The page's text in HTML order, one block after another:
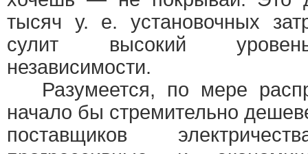
тысяч у. е. установочных
сулит высокий уровень
независимости.
Разумеется, по мере
начало бы стремительно
поставщиков